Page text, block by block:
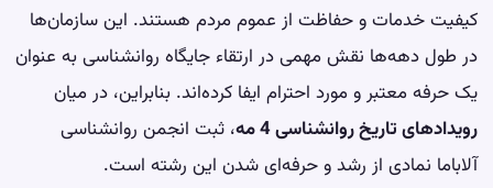
کیفیت خدمات و حفاظت از عموم مردم هستند. این سازمان‌ها
در طول دهه‌ها نقش مهمی در ارتقاء جایگاه روانشناسی به عنوان
یک حرفه معتبر و مورد احترام ایفا کرده‌اند. بنابراین، در میان
رویدادهای تاریخ روانشناسی 4 مه
، ثبت انجمن روانشناسی
آلاباما نمادی از رشد و حرفه‌ای شدن این رشته است.